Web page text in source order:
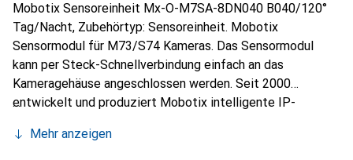
Mobotix Sensoreinheit Mx-O-M7SA-8DN040 B040/120°
Tag/Nacht, Zubehörtyp: Sensoreinheit. Mobotix
Sensormodul für M73/S74 Kameras. Das Sensormodul
kann per Steck-Schnellverbindung einfach an das
Kameragehäuse angeschlossen werden. Seit 2000
entwickelt und produziert Mobotix intelligente IP-
kompromisslose Zuverlässigkeit und höchste Qualität
Mehr anzeigen